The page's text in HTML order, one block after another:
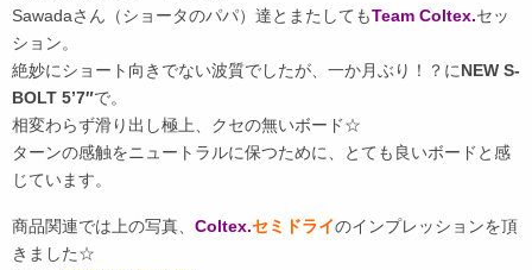
Sawadaさん（ショータのパパ）達とまたしてもTeam Coltex.セッ
ション。
絶妙にショート向きでない波質でしたが、一か月ぶり！？にNEW S-
BOLT 5’7″で。
相変わらず滑り出し極上、クセの無いボード☆
ターンの感触をニュートラルに保つために、とても良いボードと感
じています。
商品関連では上の写真、 Coltex.セミドライのインプレッションを頂
きました☆